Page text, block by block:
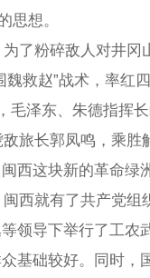
思想。
粉碎敌人对井冈
魏救赵”战术，率红
毛泽东、朱德指挥
旅长郭凤鸣，乘胜
西这块新的革命绿
就有了共产党组
领导下举行了工农
基础较好。同时，